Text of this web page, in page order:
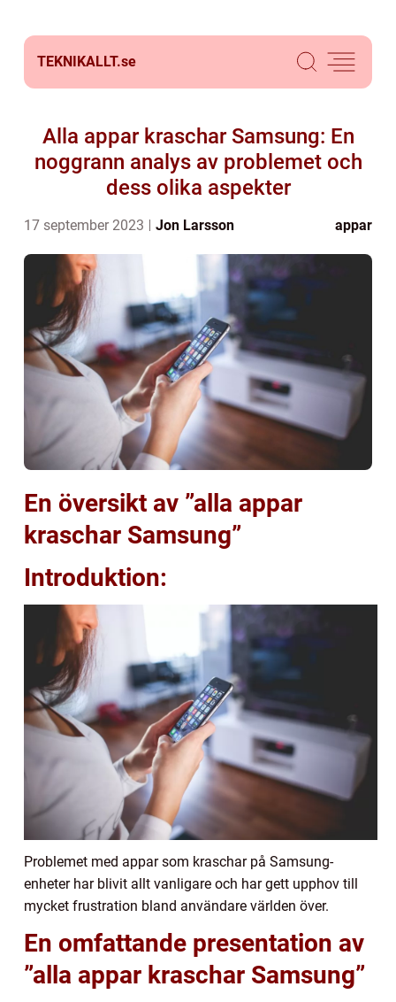
TEKNIKALLT.se
Alla appar kraschar Samsung: En
noggrann analys av problemet och
dess olika aspekter
17 september 2023 Jon Larsson appar
En översikt av ”alla appar
kraschar Samsung”
Introduktion:
Problemet med appar som kraschar på Samsung-
enheter har blivit allt vanligare och har gett upphov till
mycket frustration bland användare världen över.
En omfattande presentation av
”alla appar kraschar Samsung”